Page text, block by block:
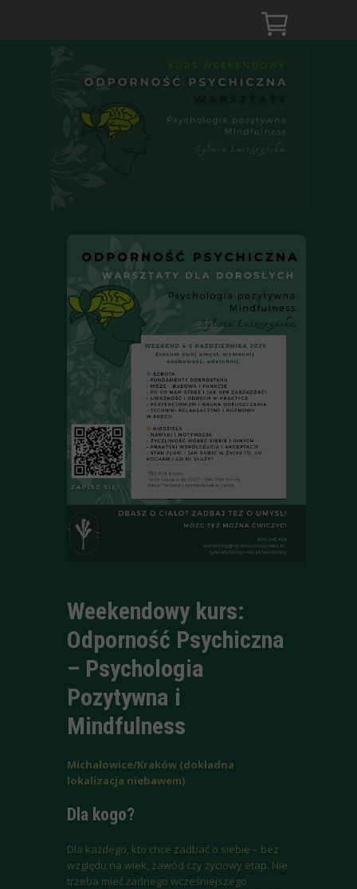
Weekendowy kurs:
Odporność Psychiczna
– Psychologia
Pozytywna i
Mindfulness
Michałowice/Kraków (dokładna
lokalizacja niebawem)
Dla kogo?
Dla każdego, kto chce zadbać o siebie – bez
względu na wiek, zawód czy życiowy etap. Nie
trzeba mieć żadnego wcześniejszego